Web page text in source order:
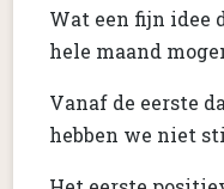
Wat een fijn idee
hele maand
Vanaf de eerste
hebben we niet